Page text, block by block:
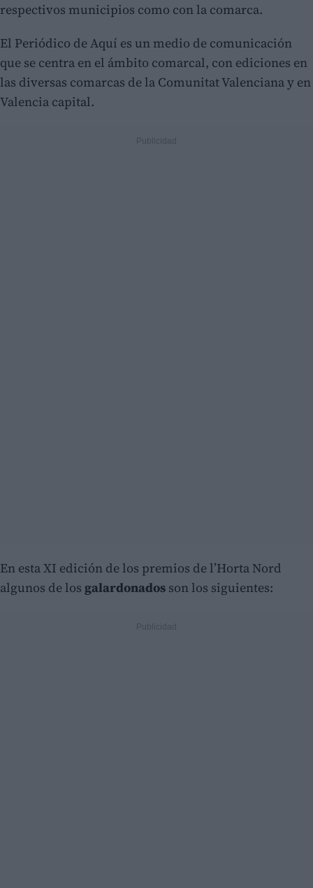
respectivos municipios como con la comarca.
El Periódico de Aquí es un medio de comunicación
que se centra en el ámbito comarcal, con ediciones en
las diversas comarcas de la Comunitat Valenciana y en
Valencia capital.
En esta XI edición de los premios de l’Horta Nord
algunos de los galardonados son los siguientes: